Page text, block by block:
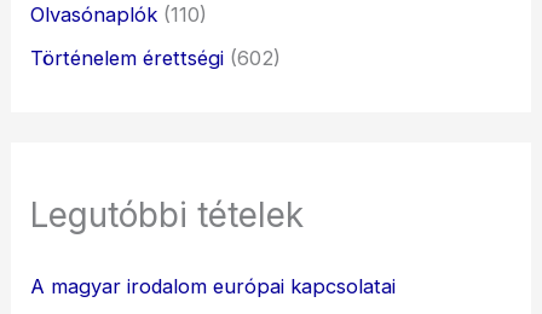
Olvasónaplók (110)
Történelem érettségi (602)
Legutóbbi tételek
A magyar irodalom európai kapcsolatai